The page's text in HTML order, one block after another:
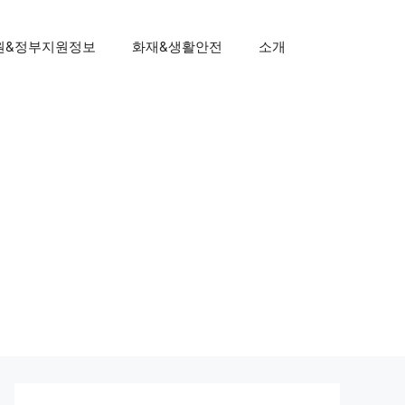
&정부지원정보 화재&생활안전 소개